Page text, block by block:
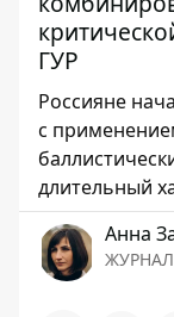
ГУР
Россияне
с
длительный
Анна